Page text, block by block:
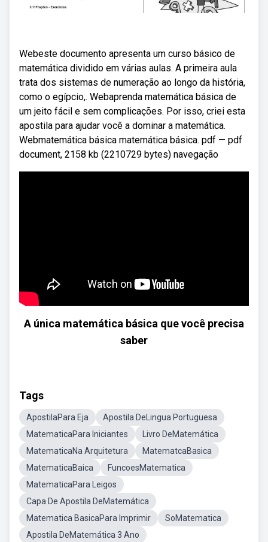
Webeste documento apresenta um curso básico de
matemática dividido em várias aulas. A primeira aula
trata dos sistemas de numeração ao longo da história,
como o egípcio,. Webaprenda matemática básica de
um jeito fácil e sem complicações. Por isso, criei esta
apostila para ajudar você a dominar a matemática.
Webmatemática básica matemática básica. pdf — pdf
document, 2158 kb (2210729 bytes) navegação
A única matemática básica que você precisa
saber
Tags
ApostilaPara Eja
Apostila DeLingua Portuguesa
MatematicaPara Iniciantes
Livro DeMatemática
MatematicaNa Arquitetura
MatematcaBasica
MatematicaBaica
FuncoesMatematica
MatematicaPara Leigos
Capa De Apostila DeMatemática
Matematica BasicaPara Imprimir
SoMatematica
Apostila DeMatemática 3 Ano